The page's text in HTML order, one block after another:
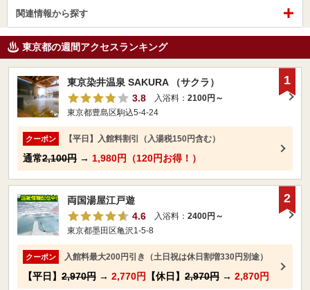
関連情報から探す
東京都の週間アクセスランキング
東京染井温泉 SAKURA （サクラ）
3.8
入浴料： 2100円～
東京都豊島区駒込5-4-24
クーポン 【平日】入館料割引（入湯税150円含む）
通常2,100円 → 1,980円（120円お得！）
1
両国湯屋江戸遊
4.6
入浴料： 2400円～
東京都墨田区亀沢1-5-8
クーポン 入館料最大200円引き（土日祝は休日割増330円別途）
【平日】 2,970円 → 2,770円 【休日】 2,970円 → 2,870円
2